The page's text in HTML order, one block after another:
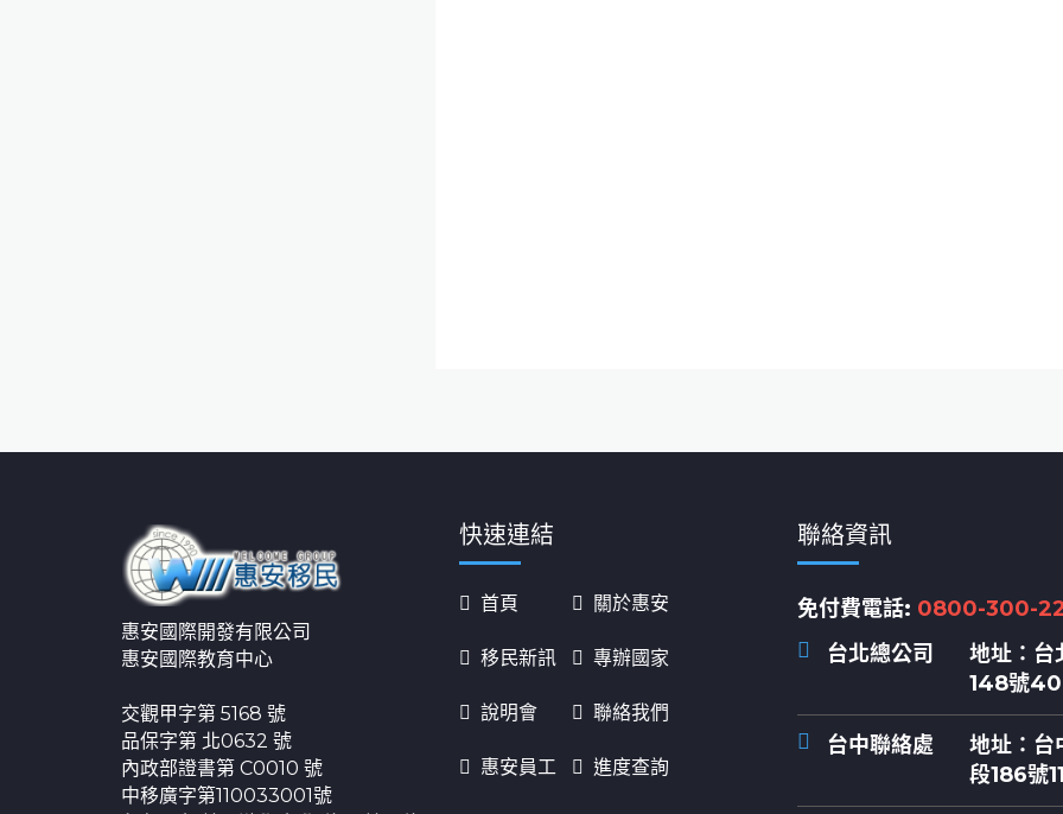
惠安國際開發有限公司
惠安國際教育中心
交觀甲字第 5168 號
品保字第 北0632 號
內政部證書第 C0010 號
中移廣字第110033001號
快速連結
首頁
移民新訊
說明會
惠安員工
關於惠安
專辦國家
聯絡我們
進度查詢
聯絡資訊
免付費電話: 0800-300-
台北總公司
地址： 台
148號
台中聯絡處 地址： 台
段186號